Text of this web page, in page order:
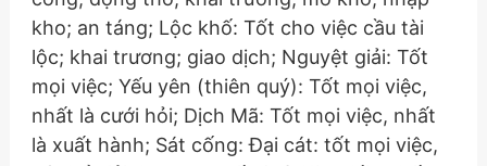
kho; an táng; Lộc khố: Tốt cho việc cầu tài
lộc; khai trương; giao dịch; Nguyệt giải: Tốt
mọi việc; Yếu yên (thiên quý): Tốt mọi việc,
nhất là cưới hỏi; Dịch Mã: Tốt mọi việc, nhất
là xuất hành; Sát cống: Đại cát: tốt mọi việc,